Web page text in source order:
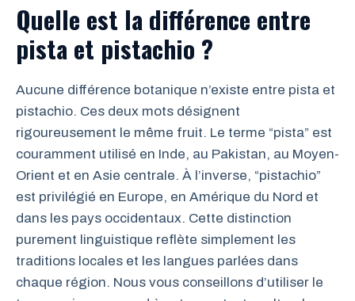
Quelle est la différence entre
pista et pistachio ?
Aucune différence botanique n’existe entre pista et
pistachio. Ces deux mots désignent
rigoureusement le même fruit. Le terme “pista” est
couramment utilisé en Inde, au Pakistan, au Moyen-
Orient et en Asie centrale. À l’inverse, “pistachio”
est privilégié en Europe, en Amérique du Nord et
dans les pays occidentaux. Cette distinction
purement linguistique reflète simplement les
traditions locales et les langues parlées dans
chaque région. Nous vous conseillons d’utiliser le